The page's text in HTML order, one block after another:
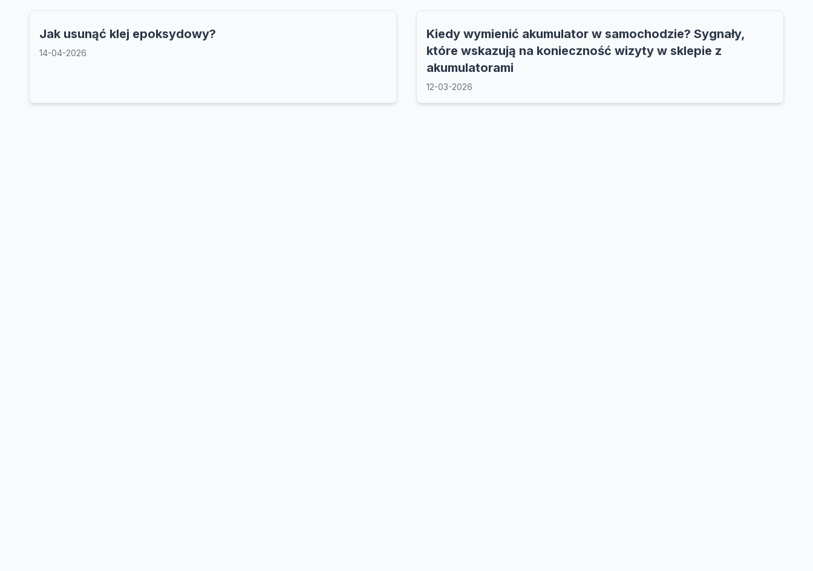
Jak usunąć klej epoksydowy?
14-04-2026
Kiedy wymienić akumulator w samochodzie? Sygnały,
które wskazują na konieczność wizyty w sklepie z
akumulatorami
12-03-2026